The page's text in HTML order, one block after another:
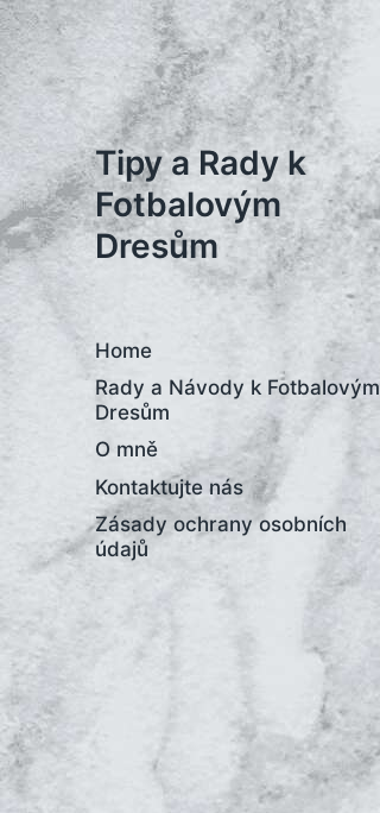
Tipy a Rady k
Fotbalovým
Dresům
Home
Rady a Návody k Fotbalovým
Dresům
O mně
Kontaktujte nás
Zásady ochrany osobních
údajů